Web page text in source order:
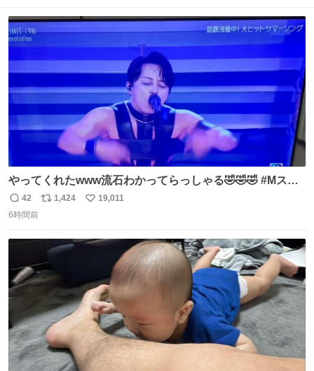
数
やってくれたwww流石わかってらっしゃる🤣🤣🤣 #Mステ
#西川貴教
返
信
42
リ
ト
数
1,424
い
19,011
6時間前